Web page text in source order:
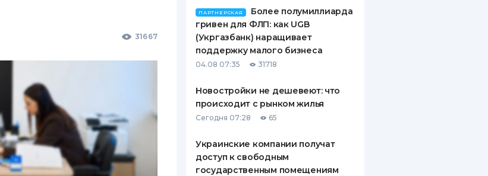
31667
ПАРТНЕРСКАЯ
Более полумиллиарда
гривен для ФЛП: как UGB
(Укргазбанк) наращивает
поддержку малого бизнеса
04.08 07:35 31718
Новостройки не дешевеют: что
происходит с рынком жилья
Сегодня 07:28 65
Украинские компании получат
доступ к свободным
государственным помещениям